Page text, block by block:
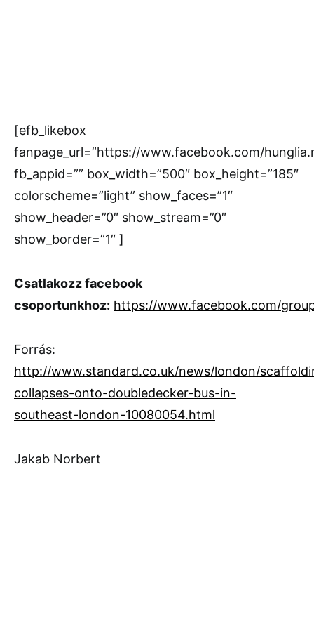
[efb_likebox
fanpage_url=”https://www.facebook.com/
fb_appid=”” box_width=”500″ box_height=”185″
colorscheme=”light” show_faces=”1″
show_header=”0″ show_stream=”0″
show_border=”1″ ]
Csatlakozz facebook
csoportunkhoz: https://www.facebook.com/
Forrás:
http://www.standard.co.uk/news/london/
collapses-onto-doubledecker-bus-in-
southeast-london-10080054.html
Jakab Norbert